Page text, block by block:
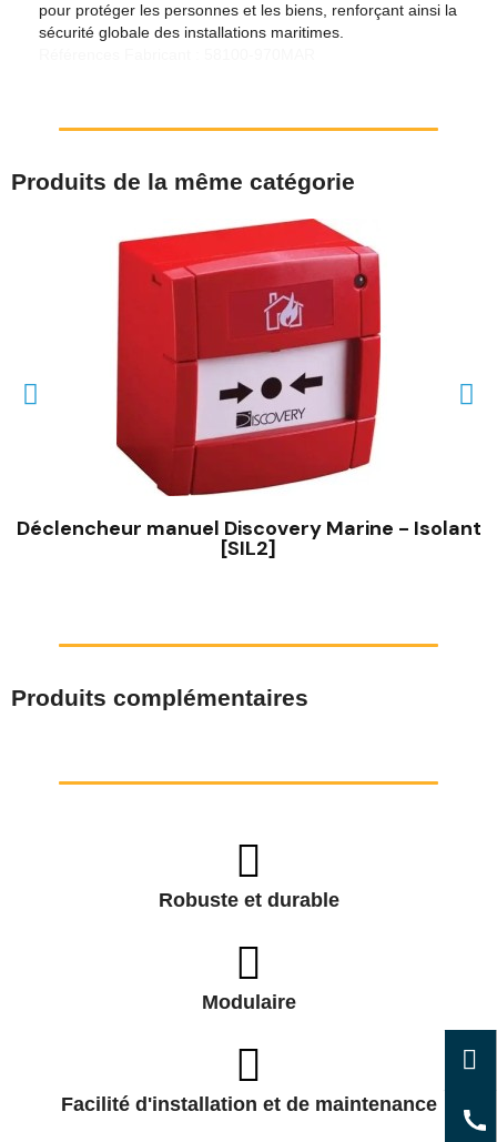
pour protéger les personnes et les biens, renforçant ainsi la
sécurité globale des installations maritimes.
Produits de la même catégorie
Déclencheur manuel Discovery Marine - Isolant
[SIL2]
Produits complémentaires
Robuste et durable
Modulaire
Facilité d'installation et de maintenance